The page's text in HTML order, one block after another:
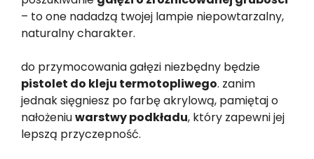
– to one nadadzą twojej lampie niepowtarzalny,
naturalny charakter.
do przymocowania gałęzi niezbędny będzie
pistolet do kleju termotopliwego. zanim
jednak sięgniesz po farbę akrylową, pamiętaj o
nałożeniuwarstwy podkładu, który zapewni jej
lepszą przyczepność.